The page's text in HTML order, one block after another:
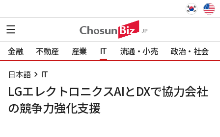
金融 不動産 産業 IT 流通・小売 政治・社会
日本語 IT
LGエレクトロニクスAIとDXで協力会社
の競争力強化支援